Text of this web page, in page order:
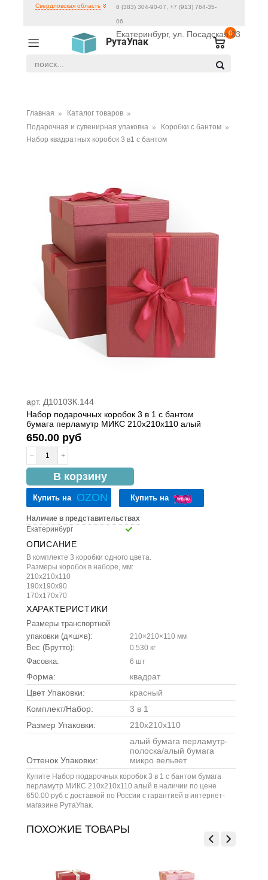
РутаУпак
0
Свердловская область 8 (383) 304-90-07, +7 (913) 764-35-
06
Екатеринбург, ул. Посадская 23
Главная
Каталог товаров
Подарочная и сувенирная упаковка
Коробки с бантом
Набор квадратных коробок 3 в1 с бантом
арт. Д10103К.144
Набор подарочных коробок 3 в 1 с бантом
бумага перламутр МИКС 210x210x110 алый
650.00 руб
– +
В корзину
в наличии
Купить на OZON Купить на
Наличие в представительствах
Екатеринбург
ОПИСАНИЕ
В комплекте 3 коробки одного цвета.
Размеры коробок в наборе, мм:
210х210х110
190х190х90
170х170х70
ХАРАКТЕРИСТИКИ
Размеры транспортной
упаковки (д×ш×в):
210×210×110 мм
Вес (Брутто): 0.530 кг
Фасовка: 6 шт
Форма:
квадрат
Цвет Упаковки:
красный
Комплект/Набор:
3 в 1
Размер Упаковки:
210x210x110
Оттенок Упаковки:
алый бумага перламутр-
полоска/алый бумага
микро вельвет
Купите Набор подарочных коробок 3 в 1 с бантом бумага
перламутр МИКС 210x210x110 алый в наличии по цене
650.00 руб с доставкой по России с гарантией в интернет-
магазине РутаУпак.
ПОХОЖИЕ ТОВАРЫ